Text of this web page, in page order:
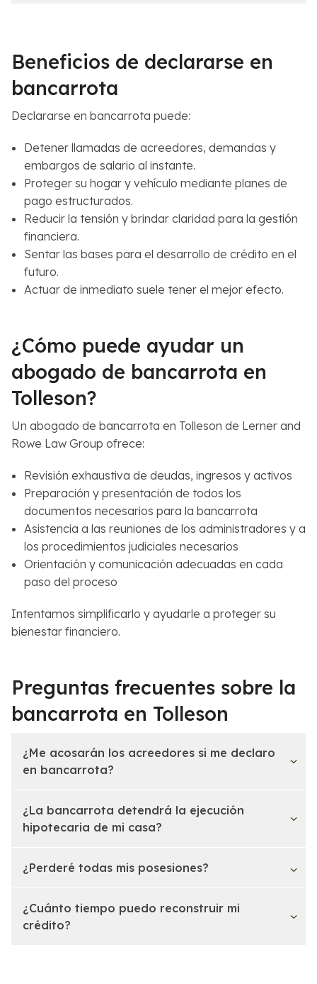
a
a
*
o
Beneficios de declararse en
bancarrota
Declararse en bancarrota puede:
Detener llamadas de acreedores, demandas y
embargos de salario al instante.
Proteger su hogar y vehículo mediante planes de
pago estructurados.
Reducir la tensión y brindar claridad para la gestión
financiera.
Sentar las bases para el desarrollo de crédito en el
futuro.
Actuar de inmediato suele tener el mejor efecto.
¿Cómo puede ayudar un
abogado de bancarrota en
Tolleson?
Un abogado de bancarrota en Tolleson de Lerner and
Rowe Law Group ofrece:
Revisión exhaustiva de deudas, ingresos y activos
Preparación y presentación de todos los
documentos necesarios para la bancarrota
Asistencia a las reuniones de los administradores y a
los procedimientos judiciales necesarios
Orientación y comunicación adecuadas en cada
paso del proceso
Intentamos simplificarlo y ayudarle a proteger su
bienestar financiero.
Preguntas frecuentes sobre la
bancarrota en Tolleson
¿Me acosarán los acreedores si me declaro
en bancarrota?
¿La bancarrota detendrá la ejecución
hipotecaria de mi casa?
¿Perderé todas mis posesiones?
¿Cuánto tiempo puedo reconstruir mi
crédito?